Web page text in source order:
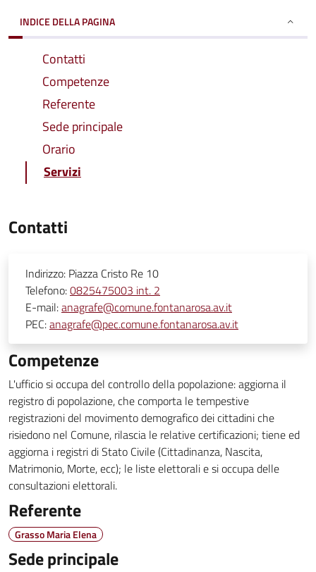
INDICE DELLA PAGINA
Contatti
Competenze
Referente
Sede principale
Orario
Servizi
Contatti
Indirizzo: Piazza Cristo Re 10
Telefono:0825475003 int. 2
E-mail:anagrafe@comune.fontanarosa.av.it
PEC:anagrafe@pec.comune.fontanarosa.av.it
Competenze
L'ufficio si occupa del controllo della popolazione: aggiorna il
registro di popolazione, che comporta le tempestive
registrazioni del movimento demografico dei cittadini che
risiedono nel Comune, rilascia le relative certificazioni; tiene ed
aggiorna i registri di Stato Civile (Cittadinanza, Nascita,
Matrimonio, Morte, ecc); le liste elettorali e si occupa delle
consultazioni elettorali.
Referente
Grasso Maria Elena
Sede principale